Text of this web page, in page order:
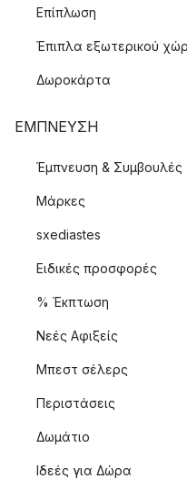
Επίπλωση
Έπιπλα εξωτερικού
Δωροκάρτα
ΈΜΠΝΕΥΣΗ
Έμπνευση & Συμβουλές
Μάρκες
sxediastes
Ειδικές προσφορές
% Έκπτωση
Νεές Αφιξείς
Μπεστ σέλερς
Περιστάσεις
Δωμάτιο
Ιδεές για Δώρα